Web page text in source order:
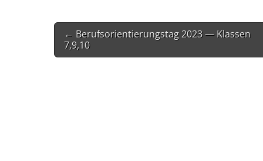
Post
navigation
← Berufsorientierungstag 2023 — Klassen
7,9,10